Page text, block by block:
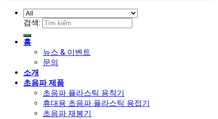
검색:
홈
뉴스 & 이벤트
문의
소개
초음파 제품
초음파 플라스틱 용착기
휴대용 초음파 플라스틱 용접기
초음파 재봉기